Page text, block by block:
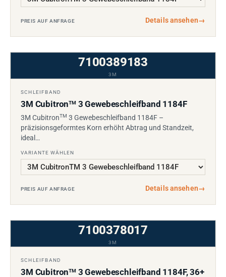
PREIS AUF ANFRAGE Details ansehen→
7100389183
3M
SCHLEIFBAND
3M CubitronTM3 Gewebeschleifband 1184F
3M CubitronTM 3 Gewebeschleifband 1184F –
präzisionsgeformtes Korn erhöht Abtrag und Standzeit,
ideal…
VARIANTE WÄHLEN
PREIS AUF ANFRAGE Details ansehen→
7100378017
3M
SCHLEIFBAND
3M CubitronTM3 Gewebeschleifband 1184F, 36+